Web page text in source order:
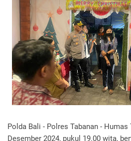
Polda Bali - Polres Tabanan - Humas
Desember 2024, pukul 19.00 wita,